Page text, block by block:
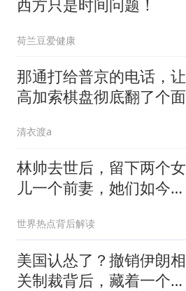
西方只是时间问题！
荷兰豆爱健康
那通打给普京的电话，让
高加索棋盘彻底翻了个面
清衣渡a
林帅去世后，留下两个女
儿一个前妻，她们如今过
世界热点背后解读
美国认怂了？撤销伊朗相
关制裁背后，藏着一个说